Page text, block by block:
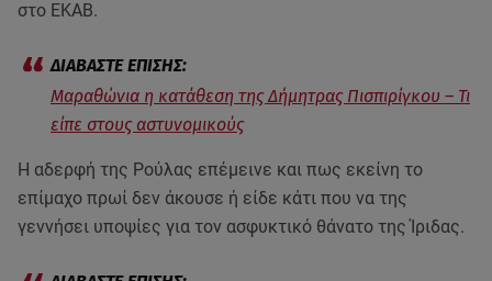
στο ΕΚΑΒ.
Μαραθώνια η κατάθεση της Δήμητρας Πισπιρίγκου – Τι
είπε στους αστυνομικούς
Η αδερφή της Ρούλας επέμεινε και πως εκείνη το
επίμαχο πρωί δεν άκουσε ή είδε κάτι που να της
γεννήσει υποψίες για τον ασφυκτικό θάνατο της Ίριδας.